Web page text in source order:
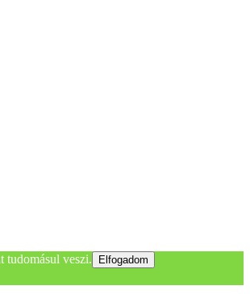
tudomásul veszi.
Elfogadom